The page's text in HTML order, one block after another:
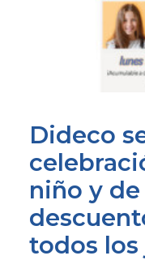
Participa con tu
Dideco
niño y
todos